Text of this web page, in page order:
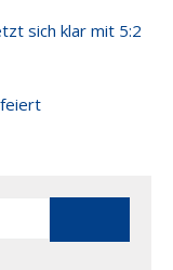
sich klar mit 5:2